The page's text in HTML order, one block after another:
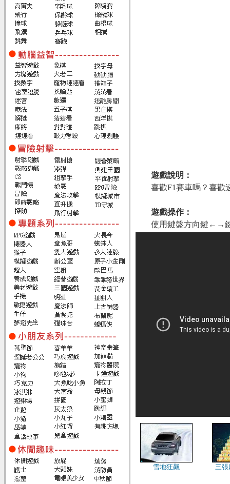
遊戲說明：
喜歡F1賽車嗎？喜歡
遊戲操作：
使用鍵盤方向鍵←→
雪地狂飆 三張